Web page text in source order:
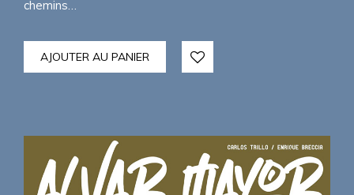
chemins…
AJOUTER AU PANIER